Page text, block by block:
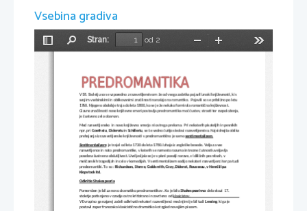
Vsebina gradiva
Preklopi
Stran:
od 2
Pomanjšaj
V 18. Stoletju so se vzporedno z razsvetljenstvom  že od vsega začetka pojavili znaki književnosti, ki s
svojim vsebinskimi in oblikovanimi značilnosti nanašajo na romantiko.  Pojavili so se približno po letu
1760. Njegovo obdobje traja do leta 1800, ko se je že nekako formirala romantična književnost.
Glavne značilnosti nove književne smeri postavlja predromantika moč čustev, strasti ter razpoloženja,
je čustveno zelo obarvan.
Med razsvetljensko  in novo književno smerjo ni ostrega preloma.  Pri nekaterih pisateljih in pesnikih
npr. pri Goetheju, Diderotu in Schillerju, se še vedno čutijo sledovi razsvetljenstva. Najvidnejša oblika
prehajanja iz razsvetljenske književnosti v predromantično je samo sentimentalizem.
Sentimentalizem je trajal od leta 1730 do leta 1780. Izhaja iz angleške besede. Velja za vse
razsvetljence in nato predromantike, v katerih se namesto razuma in trezne čutnosti uveljavlja
posebna čustvena občutljivost. Uveljavljala se je v pisni poeziji narave, v idiličnih pesnitvah, v
meščanskih tragedijah in celo v komedijah. V sentimentalizem sodijo nekateri razsvetljenci ter pa tudi
predromantiki. To so : Richardson, Sterne, Goldsmith, Gray, Diderot, Rousseau, v Nemčiji pa
Klopstock itd.
Odkritje Shakespearja
Pomemben je bil za novo dramatiko predromantikov . Ko je bilo Shakespearjevo delo skozi  17.
stoletje potisnjeno v ozadje ostro kritizirano in zavrženo od klasicistov.
V Evropi so ga najprej začeli odkrivati nekateri razsvetljenci med njimi je bil tudi Lessing, ki ga je
postavil zoper francosko klasicistično dramatiko kot zgled novejšim piscem.